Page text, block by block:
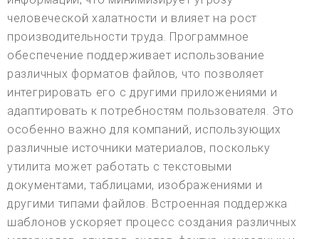
человеческой халатности и влияет на рост
производительности труда. Программное
обеспечение поддерживает использование
различных форматов файлов, что позволяет
интегрировать его с другими приложениями и
адаптировать к потребностям пользователя. Это
особенно важно для компаний, использующих
различные источники материалов, поскольку
утилита может работать с текстовыми
документами, таблицами, изображениями и
другими типами файлов. Встроенная поддержка
шаблонов ускоряет процесс создания различных